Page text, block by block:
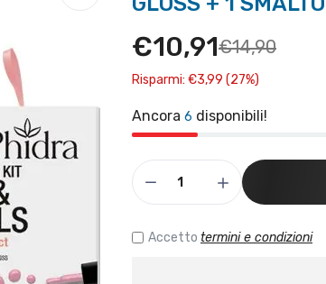
€10,91€14,90
Risparmi: €3,99 (27%)
Ancora 6 disponibili!
Accetto termini e condizioni